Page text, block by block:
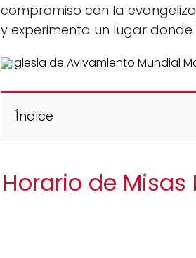
compromiso con la
y experimenta un lugar
Índice
Horario de